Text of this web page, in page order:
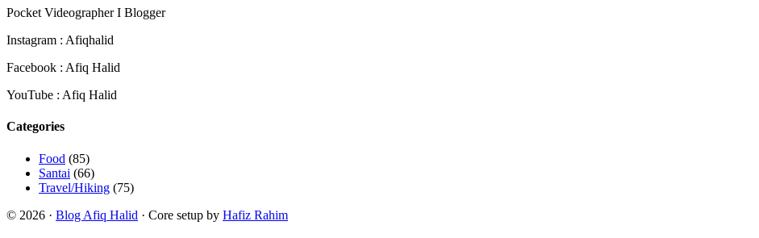
Pocket Videographer I Blogger
Instagram : Afiqhalid
Facebook : Afiq Halid
YouTube : Afiq Halid
Categories
Food (85)
Santai (66)
Travel/Hiking (75)
© 2026 · Blog Afiq Halid · Core setup by Hafiz Rahim